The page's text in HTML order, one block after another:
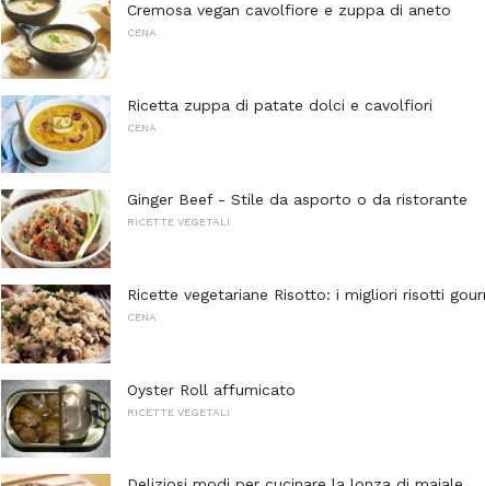
Cremosa vegan cavolfiore e zuppa di aneto
CENA
Ricetta zuppa di patate dolci e cavolfiori
CENA
Ginger Beef - Stile da asporto o da ristorante
RICETTE VEGETALI
Ricette vegetariane Risotto: i migliori risotti
CENA
Oyster Roll affumicato
RICETTE VEGETALI